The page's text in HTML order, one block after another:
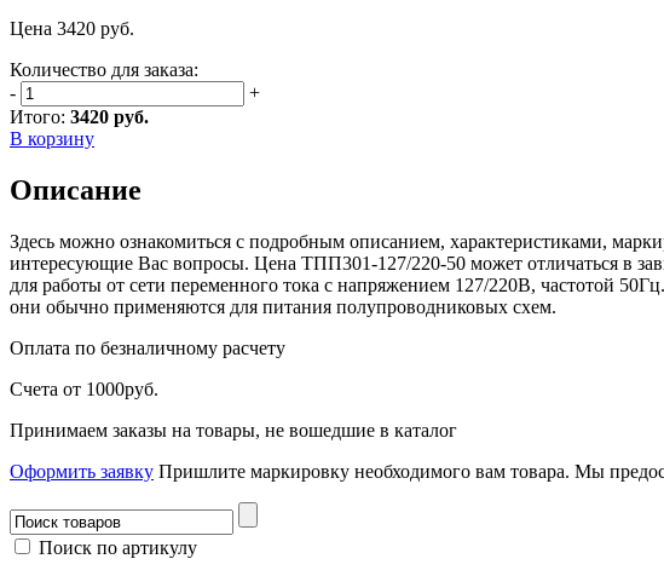
Цена 3420 руб.
Количество для заказа:
-
+
Итого: 3420 руб.
В корзину
Описание
Здесь можно ознакомиться с подробным описанием, характеристиками,
интересующие Вас вопросы. Цена ТПП301-127/220-50 может отличаться в
для работы от сети переменного тока с напряжением 127/220В, частотой
они обычно применяются для питания полупроводниковых схем.
Оплата по безналичному расчету
Счета от 1000руб.
Принимаем заказы на товары, не вошедшие в каталог
Оформить заявку Пришлите маркировку необходимого вам товара. Мы
Поиск по артикулу